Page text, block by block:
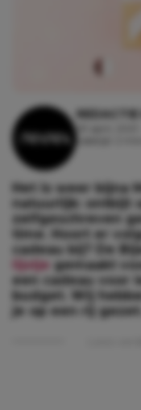
29 april, 2021 -
Het is weer bijna
natuurlijk: ontbijt
zelfgeschreven
time. Hoort er
cadeau bij? De
lijstje gemaakt
een cadeau voor
budget. Wij
je op een rij gezet.